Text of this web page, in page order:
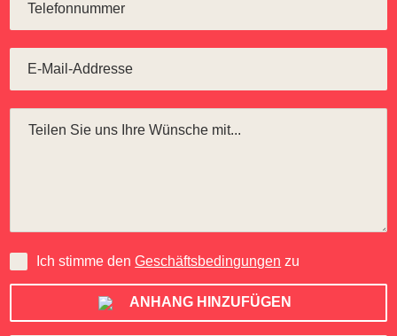
Ich stimme denGeschäftsbedingungen zu
ANHANG HINZUFÜGEN